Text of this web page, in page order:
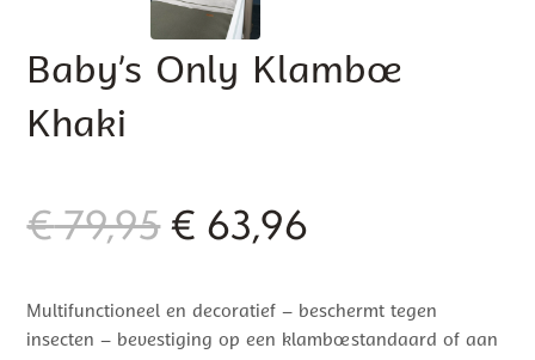
Baby’s Only Klamboe
Khaki
€79,95Oorspronkelijke
was:
€ 63,96
is:
Multifunctioneel en decoratief – beschermt tegen
insecten – bevestiging op een klamboestandaard of aan